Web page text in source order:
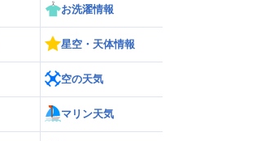
くる可能性 今後の進路に注意（6日3時
更新）
お洗濯情報
星空・天体情報
空の天気
マリン天気